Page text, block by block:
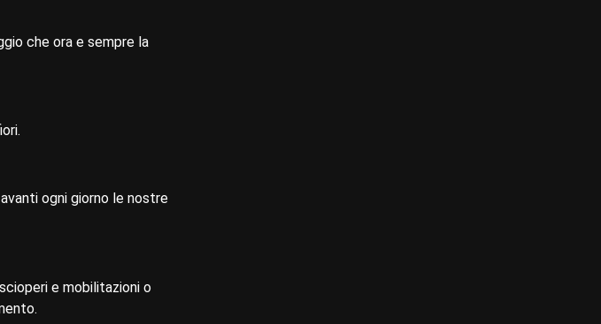
che ora e sempre la
ogni giorno le nostre
e mobilitazioni o